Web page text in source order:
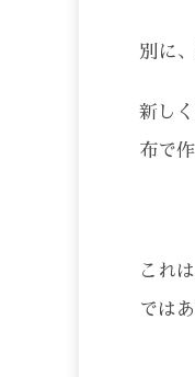
別に、
新し
布で
これ
では